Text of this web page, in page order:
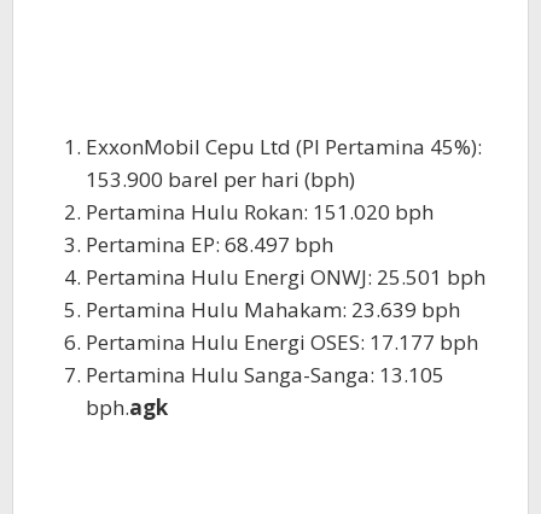
ExxonMobil Cepu Ltd (PI Pertamina 45%):
153.900 barel per hari (bph)
Pertamina Hulu Rokan: 151.020 bph
Pertamina EP: 68.497 bph
Pertamina Hulu Energi ONWJ: 25.501 bph
Pertamina Hulu Mahakam: 23.639 bph
Pertamina Hulu Energi OSES: 17.177 bph
Pertamina Hulu Sanga-Sanga: 13.105
bph.agk